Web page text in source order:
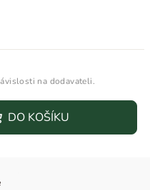
na dodavateli.
DO KOŠÍKU